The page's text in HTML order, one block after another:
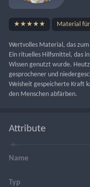
★★★★★ Material
Wertvolles Material, das
Ein rituelles Hilfsmittel, das
Wissen genutzt wurde.
gesprochener und
Weisheit gespeicherte Kraft
den Menschen abfärben.
Attribute
Name
Typ